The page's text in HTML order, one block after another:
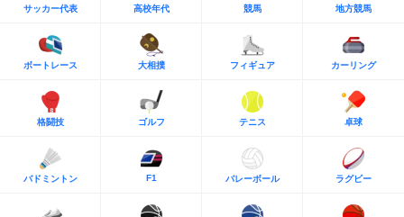
サッカー代表 高校年代 競馬 地方競馬
ボートレース 大相撲 フィギュア カーリング
格闘技 ゴルフ テニス 卓球
バドミントン F1 バレーボール ラグビー